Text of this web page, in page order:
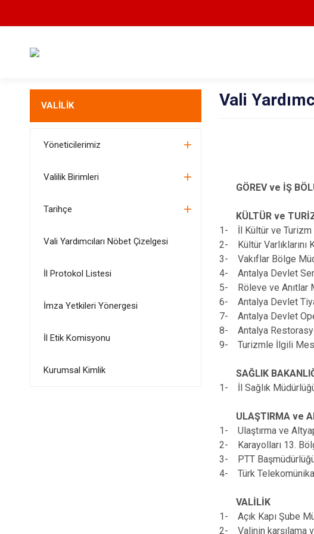
VALİLİK
Yöneticilerimiz
Valilik Birimleri
Tarihçe
Vali Yardımcıları Nöbet Çizelgesi
İl Protokol Listesi
İmza Yetkileri Yönergesi
İl Etik Komisyonu
Kurumsal Kimlik
Vali
GÖREV ve İŞ
KÜLTÜR ve
1- İl Kültür ve Turizm
2- Kültür Varlıklarını
3- Vakıflar Bölge
4- Antalya Devlet
5- Röleve ve Anıtlar
6- Antalya Devlet
7- Antalya Devlet
8- Antalya
9- Turizmle İlgili
SAĞLIK
1- İl Sağlık
ULAŞTIRMA ve
1- Ulaştırma ve
2- Karayolları 13.
3- PTT
4- Türk
VALİLİK
1- Açık Kapı Şube
2- Valinin karşılama